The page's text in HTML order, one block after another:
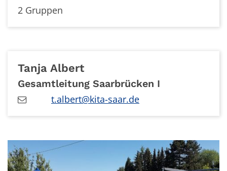
2 Gruppen
Tanja Albert
Gesamtleitung Saarbrücken I
t.albert@kita-saar.de